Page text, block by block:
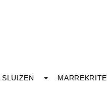
SLUIZEN MARREKRITE